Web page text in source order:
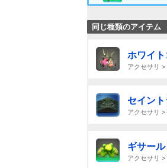
同じ種類のアイテム
ホワイ
アクセサリ >
セイン
アクセサリ >
ギサー
アクセサリ >